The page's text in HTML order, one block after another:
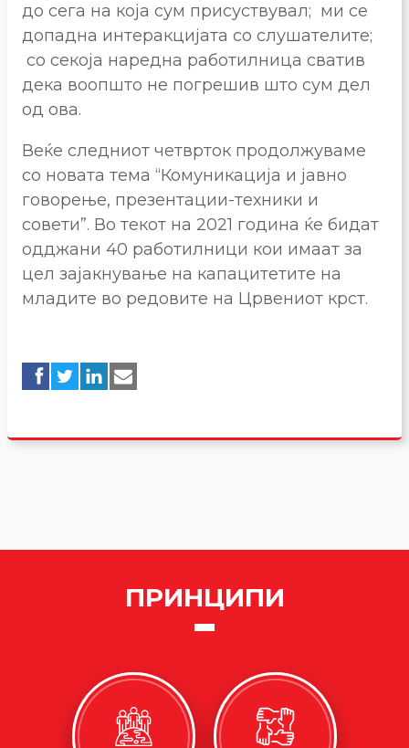
до сега на која сум присуствувал; ми се
допадна интеракцијата со слушателите;
со секоја наредна работилница сватив
дека воопшто не погрешив што сум дел
од ова.
Веќе следниот четврток продолжуваме
со новата тема “Комуникација и јавно
говорење, презентации-техники и
совети”. Во текот на 2021 година ќе бидат
одджани 40 работилници кои имаат за
цел зајакнување на капацитетите на
младите во редовите на Црвениот крст.
ПРИНЦИПИ